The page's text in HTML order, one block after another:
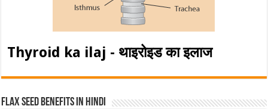
Thyroid ka ilaj - थाइरोइड का इलाज
Flax Seed Benefits in hindi